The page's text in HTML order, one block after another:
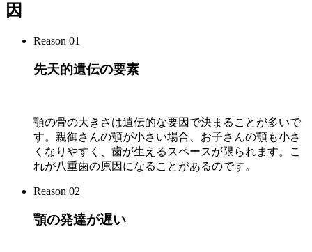
因
Reason 01
先天的遺伝の要素
顎の骨の大きさは遺伝的な要因で決まることが多いで
す。親御さんの顎が小さい場合、お子さんの顎も小さ
くなりやすく、歯が生えるスペースが限られます。こ
れが八重歯の原因になることがあるのです。
Reason 02
顎の発達が遅い